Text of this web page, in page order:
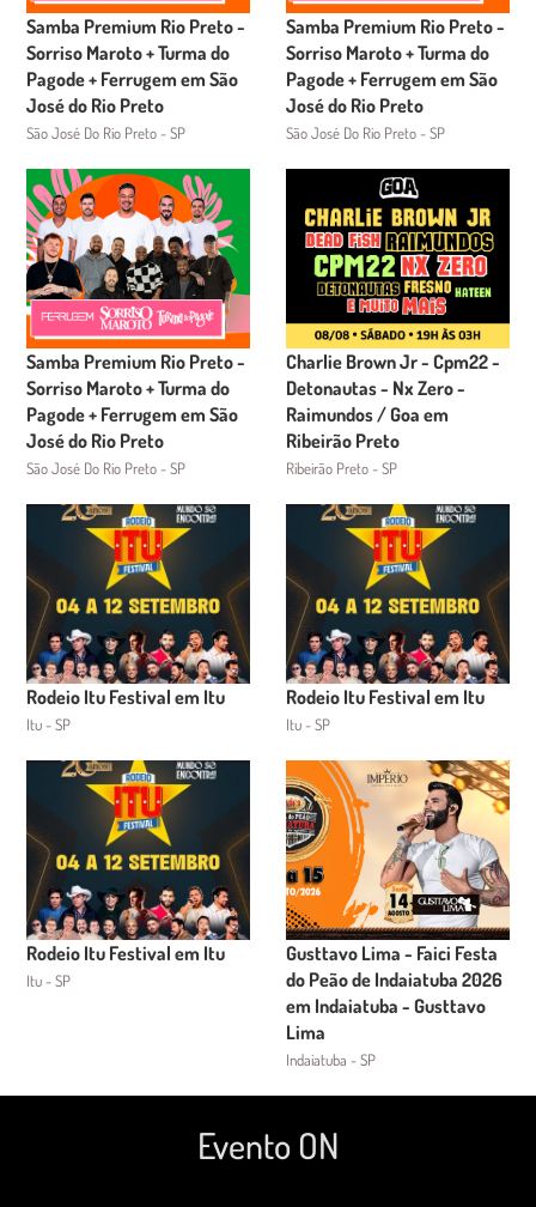
Samba Premium Rio Preto -
Sorriso Maroto + Turma do
Pagode + Ferrugem em São
José do Rio Preto
São José Do Rio Preto - SP
Samba Premium Rio Preto -
Sorriso Maroto + Turma do
Pagode + Ferrugem em São
José do Rio Preto
São José Do Rio Preto - SP
Samba Premium Rio Preto -
Sorriso Maroto + Turma do
Pagode + Ferrugem em São
José do Rio Preto
São José Do Rio Preto - SP
Charlie Brown Jr - Cpm22 -
Detonautas - Nx Zero -
Raimundos / Goa em
Ribeirão Preto
Ribeirão Preto - SP
Rodeio Itu Festival em Itu
Itu - SP
Rodeio Itu Festival em Itu
Itu - SP
Rodeio Itu Festival em Itu
Itu - SP
Gusttavo Lima - Faici Festa
do Peão de Indaiatuba 2026
em Indaiatuba - Gusttavo
Lima
Indaiatuba - SP
Evento ON